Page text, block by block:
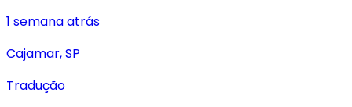
1 semana atrás
Cajamar, SP
Tradução